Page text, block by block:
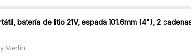
batería de litio 21V, espada 101.6mm (4"), 2
Merlin